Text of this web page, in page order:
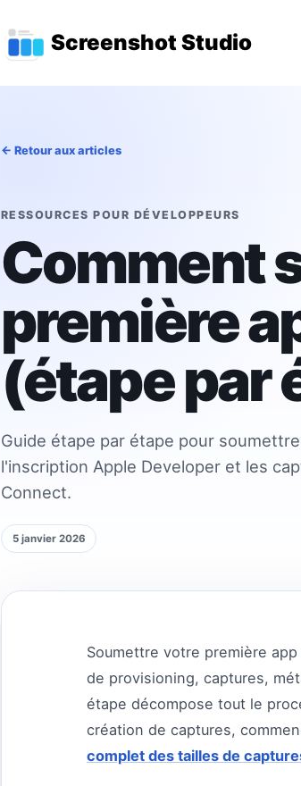
Screenshot Studio
Menu de navigation
← Retour aux articles
RESSOURCES POUR DÉVELOPPEURS
Comment
première
(étape par
Guide étape par étape pour
l'inscription Apple Developer et les
Connect.
5 janvier 2026
Soumettre votre première
de provisioning, captures,
étape décompose tout le
création de captures,
complet des tailles de